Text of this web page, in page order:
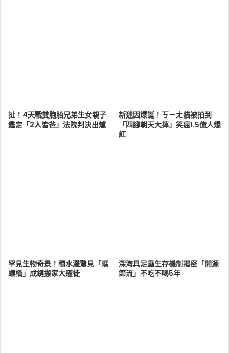
扯！4天戰雙胞胎兄弟生女親子
鑑定「2人皆爸」法院判決出爐
新迷因爆誕！ㄎㄧㄤ貓被拍到
「四腳朝天大摔」笑瘋1.5億人爆
紅
罕見生物奇景！積水灘驚見「螞
蟻橋」成鏈搬家大遷徙
深海具足蟲生存機制揭密「開源
節流」不吃不喝5年